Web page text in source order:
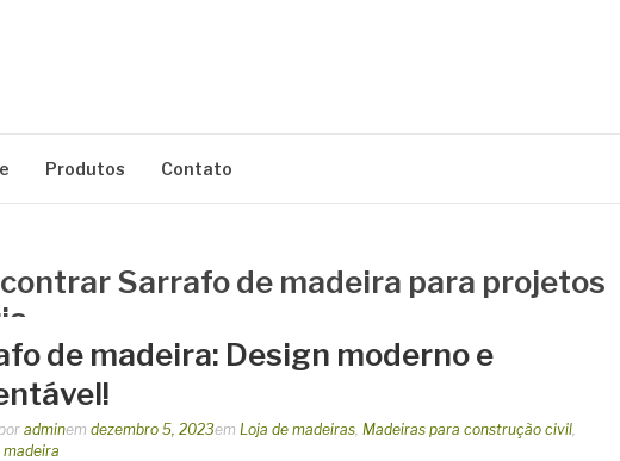
Produtos Contato
Sarrafo de madeira para projetos
de madeira: Design moderno e
adminem dezembro 5, 2023em Loja de madeiras, Madeiras para construção civil,